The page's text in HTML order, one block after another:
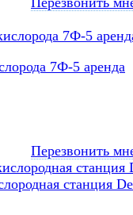
7Ф-5 аренда
Перезвонить
станция